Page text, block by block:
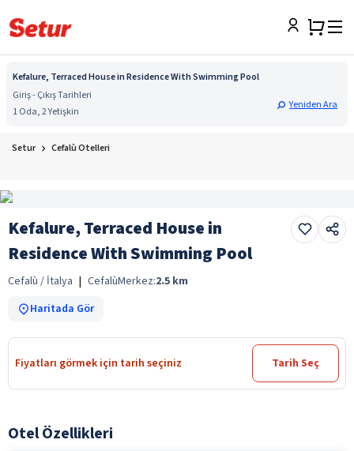
Kefalure, Terraced House in Residence With Swimming Pool
Giriş - Çıkış Tarihleri
1 Oda, 2 Yetişkin
Yeniden Ara
Setur Cefalù Otelleri
Kefalure, Terraced House in
Residence With Swimming Pool
Cefalù / İtalya | CefalùMerkez:2.5 km
Haritada Gör
Fiyatları görmek için tarih seçiniz Tarih Seç
Otel Özellikleri